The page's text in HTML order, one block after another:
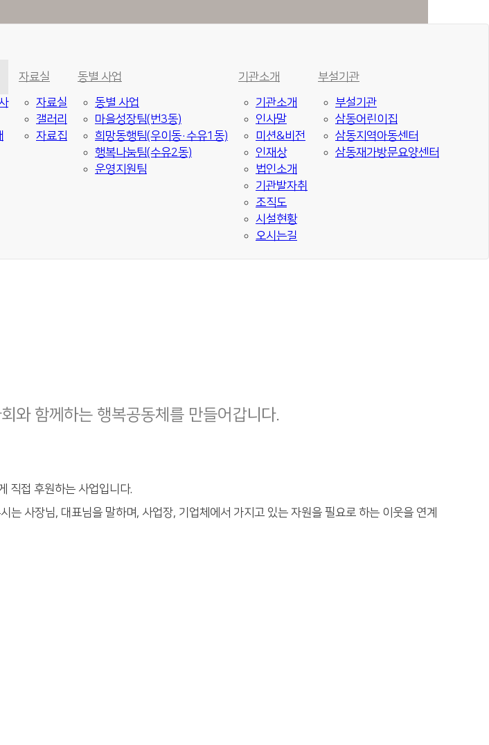
자료실
자료실
갤러리
자료집
동별 사업
동별 사업
마을성장팀(번3동)
희망동행팀(우이동·수유1동)
행복나눔팀(수유2동)
운영지원팀
기관소개
기관소개
인사말
미션&비전
인재상
법인소개
기관발자취
조직도
시설현황
오시는길
부설기관
부설기관
삼동어린이집
삼동지역아동센터
삼동재가방문요양센터
와 함께하는 행복공동체를 만들어갑니다.
직접 후원하는 사업입니다.
는 사장님, 대표님을 말하며, 사업장, 기업체에서 가지고 있는 자원을 필요로 하는 이웃을 연계